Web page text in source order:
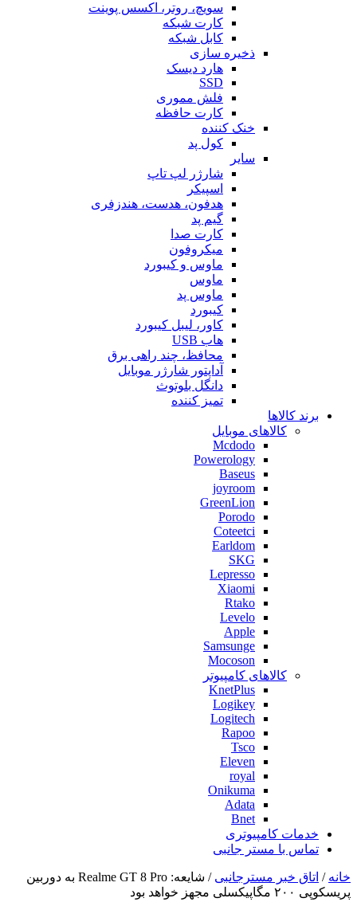
سویچ، روتر، اکسس پوینت
کارت شبکه
کابل شبکه
ذخیره سازی
هارد دیسک
SSD
فلش مموری
کارت حافظه
خنک کننده
کول پد
سایر
شارژر لپ تاپ
اسپیکر
هدفون، هدست، هندزفری
گیم پد
کارت صدا
میکروفون
ماوس و کیبورد
ماوس
ماوس پد
کیبورد
کاور، لیبل کیبورد
هاب USB
محافظ، چند راهی برق
آداپتور شارژر موبایل
دانگل بلوتوث
تمیز کننده
برند کالاها
کالاهای موبایل
Mcdodo
Powerology
Baseus
joyroom
GreenLion
Porodo
Coteetci
Earldom
SKG
Lepresso
Xiaomi
Rtako
Levelo
Apple
Samsunge
Mocoson
کالاهای کامپیوتر
KnetPlus
Logikey
Logitech
Rapoo
Tsco
Eleven
royal
Onikuma
Adata
Bnet
خدمات کامپیوتری
تماس با مستر جانبی
خانه / اتاق خبر مسترجانبی
/ شایعه: Realme GT 8 Pro به دوربین
پریسکوپی ۲۰۰ مگاپیکسلی مجهز خواهد بود